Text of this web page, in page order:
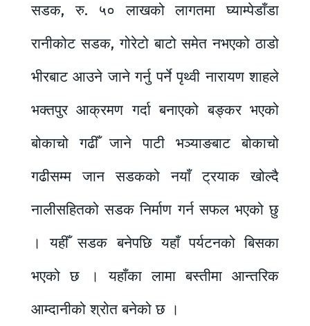
सडक, रु. ५० लाखको लागतमा घ्याम्पेडाँडा
रानीकोट सडक, गोरेटो बाटो समेत नभएको ठाडो
भीरबाट आउने जाने गर्नु पर्ने पृथ्वी नारायण शाहले
भक्तपुर आक्रमण गर्दा बनाएको बङ्कर भएको
बोकाचो गढीँ जाने पाटी भञ्याङबाट बोकाचो
गढीसम्म जान सडकको नयाँ ट्रयाक खोल्दै
नालीसहितको सडक निर्माण गर्न सफल भएको छु
। यहीँ सडक बनेपछि यहाँ पर्यटनको बिसका
भएको छ । यहाँका लामा बस्तीमा आन्तरिक
आम्दानीको श्रोत बनेको छ ।